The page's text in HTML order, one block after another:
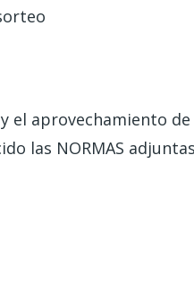
el aprovechamiento
las NORMAS